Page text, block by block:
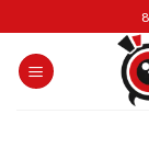
to
content